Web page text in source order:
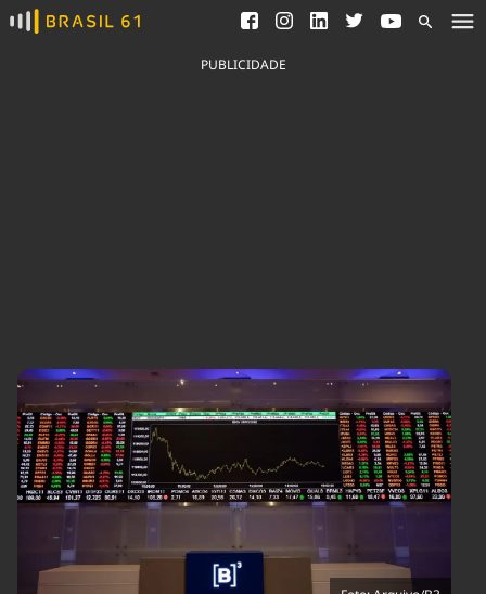
Ver todas as notícias
Saneamento
Indicadores
Agronegócios
Brasil
Brasil Mineral
Ciência &
Tecnologia
Cinema
Comportamento
Cultura
Economia
Educação
Infraestrutura
Meio Ambiente
Podcast
Saúde
Tempo
PUBLICIDADE